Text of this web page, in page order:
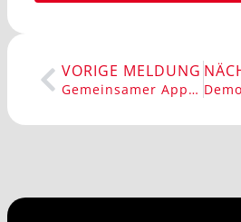
VORIGE MELDUNG
Gemeinsamer Appell des Ratschlags Kinderarmut